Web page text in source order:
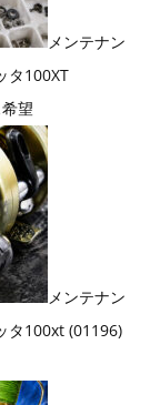
メンテナン
タ100XT
望
メンテナン
タ100xt (01196)